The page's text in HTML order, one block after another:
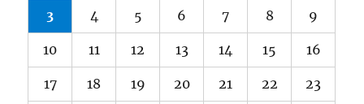
3 4 5 6 7 8 9
10 11 12 13 14 15 16
17 18 19 20 21 22 23